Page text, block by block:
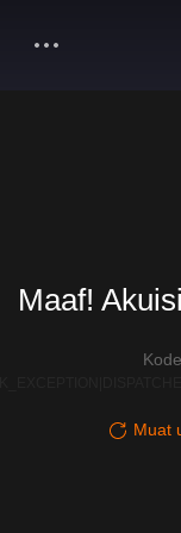
Maaf!
Muat